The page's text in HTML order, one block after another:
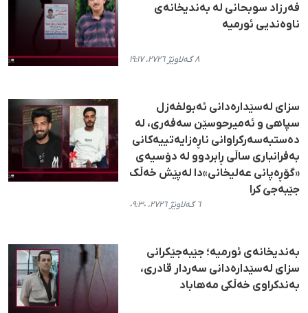
فەرزاد سوبحانی لە بەندیخانەی
ناوەندیی ئورمیە
٨ گەلاوێژ ٢٧٢٦، ١٩:١٧
سزای لەسێدارەدانی ئەبولفەزل
سپاهی و ئەمیرحوسێن سەفەری، لە
دەستبەسەرکراوانی ناڕەزایەتییەکانی
بەفرانباری ساڵی ڕابردوو لە دۆسیەی
«گۆڕەپانی عەلیخانی»دا لەپێش خەڵک
جێبەجێ کرا
٦ گەلاوێژ ٢٧٢٦، ٠٩:٣٠
بەندیخانەی ئورمیە؛ جێبەجێکرانی
سزای لەسێدارەدانی سەردار قادری،
بەندکراوی خەڵکی مەهاباد